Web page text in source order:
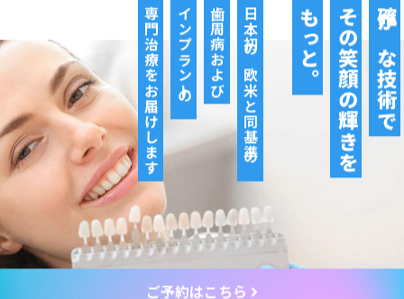
確かな技術で
その笑顔の輝きを
もっと。
日本初の欧米と同基準の
歯周病および
インプラントの
専門治療をお届けします
ご予約はこちら